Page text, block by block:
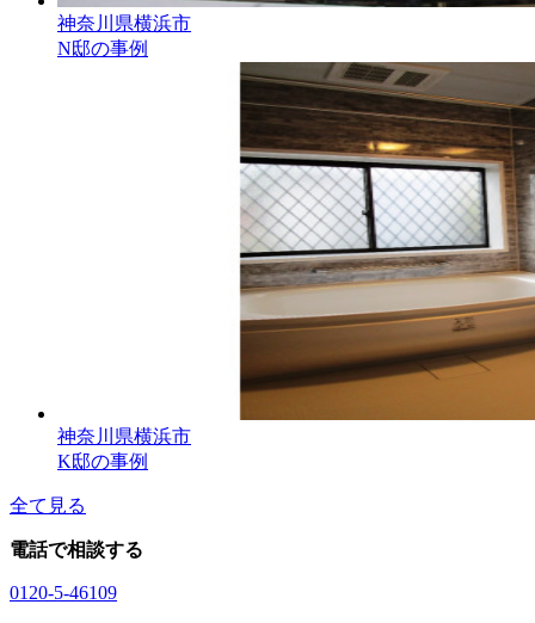
神奈川県横浜市
N邸の事例
神奈川県横浜市
K邸の事例
全て見る
電話で相談する
0120-5-46109